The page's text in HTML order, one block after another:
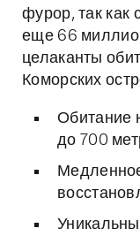
фурор, так как
еще 66
целаканты
Коморских
Обитание
до 700